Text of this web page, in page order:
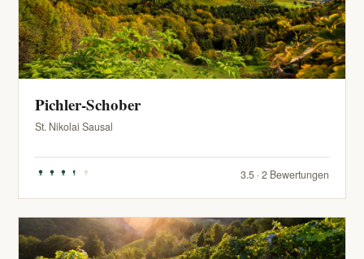
Pichler-Schober
St. Nikolai Sausal
3.5 · 2 Bewertungen